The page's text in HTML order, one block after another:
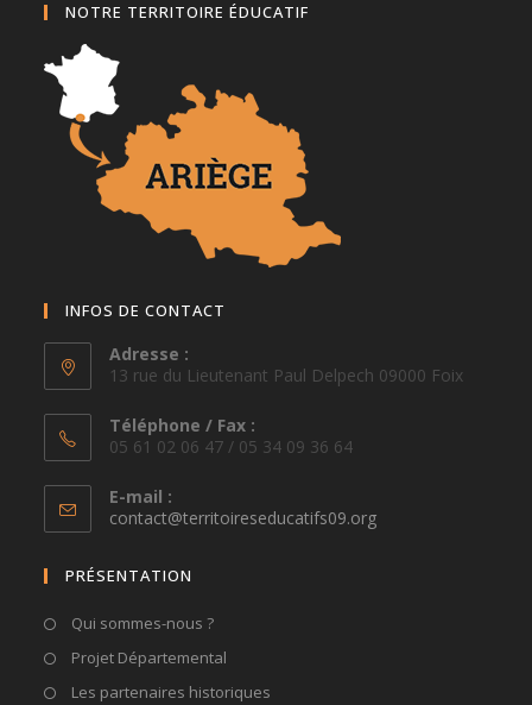
NOTRE TERRITOIRE ÉDUCATIF
INFOS DE CONTACT
Adresse :
13 rue du Lieutenant Paul Delpech 09000 Foix
Téléphone / Fax :
05 61 02 06 47 / 05 34 09 36 64
E-mail :
contact@territoireseducatifs09.orgS’ouvre
PRÉSENTATION
Qui sommes-nous ?
Projet Départemental
Les partenaires historiques